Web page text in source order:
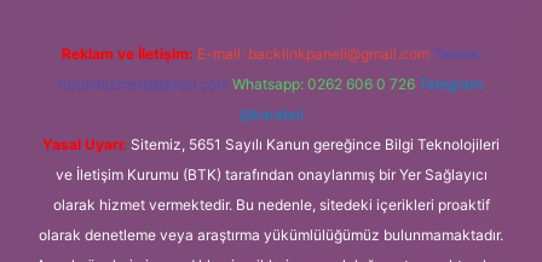
Reklam ve İletişim: E-mail: backlinkpaneli@gmail.com Teams:
forumhizmeti@gmail.com Whatsapp: 0262 606 0 726 Telegram:
@karabul
Yasal Uyarı: Sitemiz, 5651 Sayılı Kanun gereğince Bilgi Teknolojileri
ve İletişim Kurumu (BTK) tarafından onaylanmış bir Yer Sağlayıcı
olarak hizmet vermektedir. Bu nedenle, sitedeki içerikleri proaktif
olarak denetleme veya araştırma yükümlülüğümüz bulunmamaktadır.